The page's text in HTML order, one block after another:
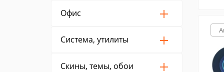
Офис
Система, утилиты
Скины, темы, обои